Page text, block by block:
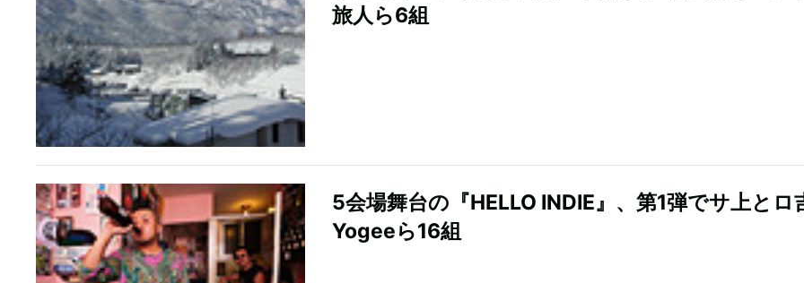
旅人ら6組
5会場舞台の『HELLO INDIE』、第1弾でサ上とロ
Yogeeら16組